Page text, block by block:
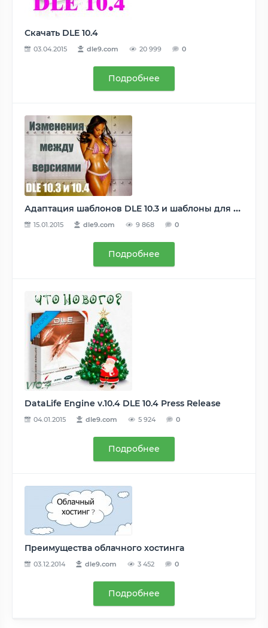
Скачать DLE 10.4
03.04.2015 dle9.com 20 999 0
Подробнее
Адаптация шаблонов DLE 10.3 и шаблоны для DLE 10.4
15.01.2015 dle9.com 9 868 0
Подробнее
DataLife Engine v.10.4 DLE 10.4 Press Release
04.01.2015 dle9.com 5 924 0
Подробнее
Преимущества облачного хостинга
03.12.2014 dle9.com 3 452 0
Подробнее